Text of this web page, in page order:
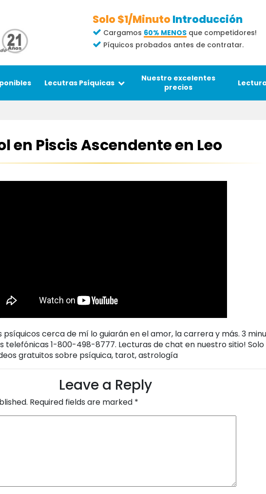
Solo $1/MinutoIntroducción
Cargamos 60% MENOS que competidores!
Píquicos probados antes de contratar.
Lecutras Psíquicas
Nuestro excelentes
precios
en Piscis Ascendente en Leo
psíquicos cerca de mí lo guiarán en el amor, la carrera y más. 3
telefónicas 1-800-498-8777. Lecturas de chat en nuestro sitio!
gratuitos sobre psíquica, tarot, astrología
Leave a Reply
Required fields are marked *